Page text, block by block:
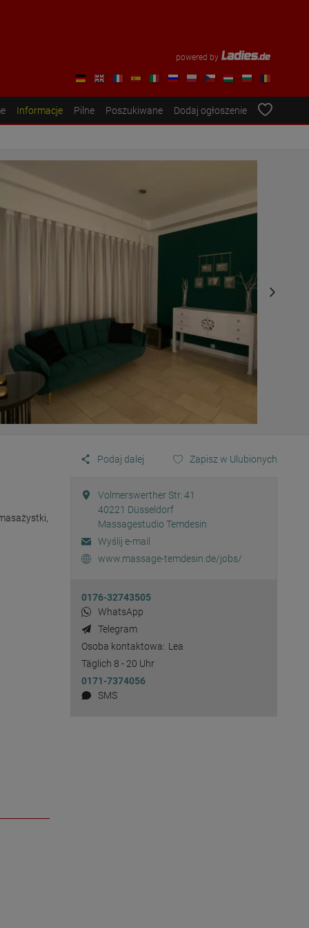
powered by
Informacje Pilne Poszukiwane Dodaj ogłoszenie
Podaj dalej Zapisz w Ulubionych
Volmerswerther Str. 41
40221 Düsseldorf
Massagestudio Temdesin
Wyślij e-mail
www.massage-temdesin.de/jobs/
0176-32743505
WhatsApp
Telegram
Osoba kontaktowa: Lea
Täglich 8 - 20 Uhr
0171-7374056
SMS